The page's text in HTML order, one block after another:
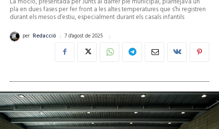
pla en dues fases per fer front a les altes temperatures que s’hi registren
durant els mesos d’estiu, especialment durant els casals infantils
per Redacció 7 d'agost de 2025